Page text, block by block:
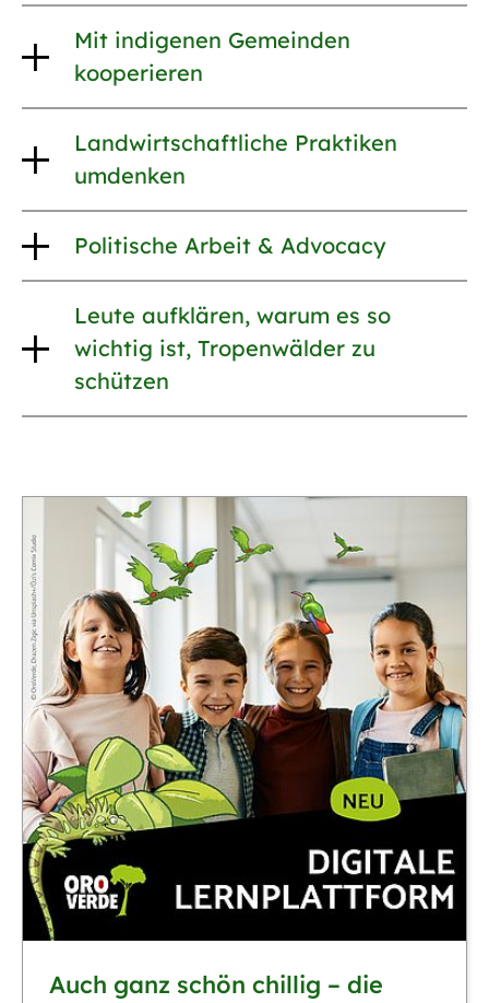
Mit indigenen Gemeinden
kooperieren
Landwirtschaftliche Praktiken
umdenken
Politische Arbeit & Advocacy
Leute aufklären, warum es so
wichtig ist, Tropenwälder zu
schützen
Auch ganz schön chillig – die